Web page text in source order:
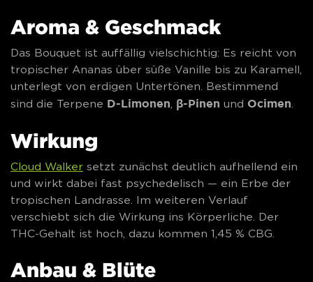
Aroma & Geschmack
Das Bouquet ist auffällig vielschichtig: Es reicht von
tropischer Ananas über süße Vanille bis zu Karamell,
unterlegt von erdigen Untertönen. Bestimmend
sind die Terpene D-Limonen β-Pinen und Ocimen
Wirkung
Cloud Walker setzt zunächst deutlich aufhellend ein
und wirkt dabei fast psychedelisch — ein Erbe der
tropischen Landrasse. Im weiteren Verlauf
verschiebt sich die Wirkung ins Körperliche. Der
THC-Gehalt ist hoch, dazu kommen 1,45 % CBG.
Anbau & Blüte